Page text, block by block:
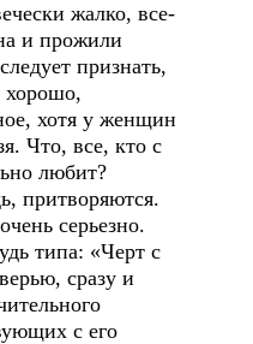
жалко, все-
и прожили
признать,
хорошо,
хотя у женщин
Что, все, кто с
любит?
притворяются.
серьезно.
типа: «Черт с
сразу и
с его